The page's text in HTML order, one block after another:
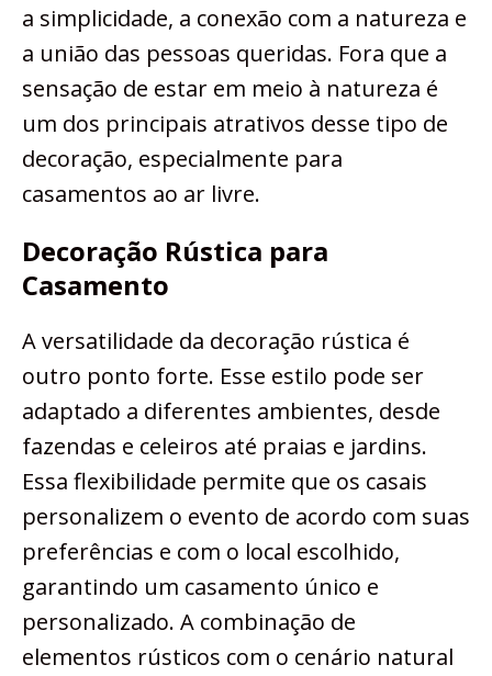
a simplicidade, a conexão com a natureza e
a união das pessoas queridas. Fora que a
sensação de estar em meio à natureza é
um dos principais atrativos desse tipo de
decoração, especialmente para
casamentos ao ar livre.
Decoração Rústica para
Casamento
A versatilidade da decoração rústica é
outro ponto forte. Esse estilo pode ser
adaptado a diferentes ambientes, desde
fazendas e celeiros até praias e jardins.
Essa flexibilidade permite que os casais
personalizem o evento de acordo com suas
preferências e com o local escolhido,
garantindo um casamento único e
personalizado. A combinação de
elementos rústicos com o cenário natural